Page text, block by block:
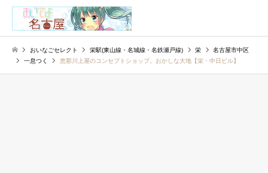
おいなごセレクト 栄駅(東山線・名城線・名鉄瀬戸線) 栄
名古屋市中区
一息つく
恵那川上屋のコンセプトショップ。おかしな大地【栄・中日ビル】